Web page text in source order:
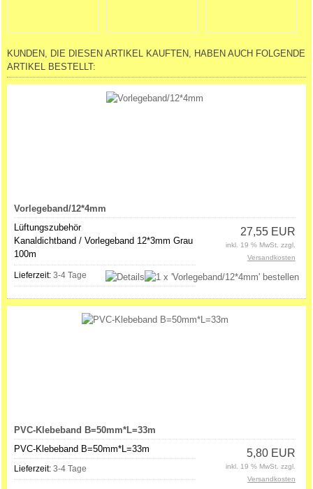
KUNDEN, DIE DIESEN ARTIKEL KAUFTEN, HABEN AUCH FOLGENDE
ARTIKEL BESTELLT:
Vorlegeband/12*4mm
Lüftungszubehör
Kanaldichtband / Vorlegeband 12*3mm Grau
100m
Lieferzeit: 3-4 Tage
27,55 EUR
inkl. 19 % MwSt. zzgl.
Versandkosten
PVC-Klebeband B=50mm*L=33m
PVC-Klebeband B=50mm*L=33m
Lieferzeit: 3-4 Tage
5,80 EUR
inkl. 19 % MwSt. zzgl.
Versandkosten